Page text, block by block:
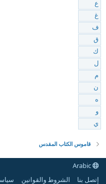
ع
غ
ف
ق
ك
ل
م
ن
ه
و
ي
قاموس الكتاب المقدس
إتصل بنا
الشروط والقوانين